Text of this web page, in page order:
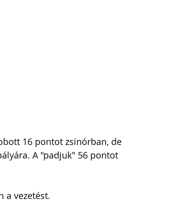
16 pontot zsinórban, de
A "padjuk" 56 pontot
a vezetést.